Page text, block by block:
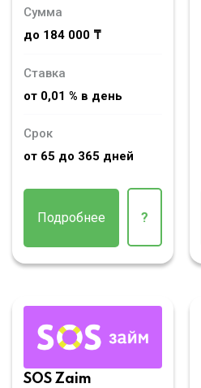
Сумма
до 184 000 ₸
Ставка
от 0,01 % в день
Срок
от 65 до 365 дней
Подробнее ?
SOS Zaim